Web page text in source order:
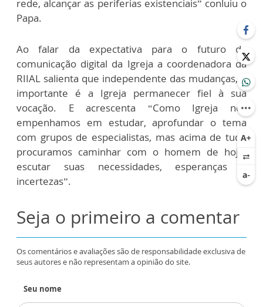
rede, alcançar as periferias existenciais” conluiu o
Papa.
Ao falar da expectativa para o futuro da
comunicação digital da Igreja a coordenadora da
RIIAL salienta que independente das mudanças, o
importante é a Igreja permanecer fiel à sua
vocação. E acrescenta “Como Igreja nos
empenhamos em estudar, aprofundar o tema
com grupos de especialistas, mas acima de tudo
procuramos caminhar com o homem de hoje,
escutar suas necessidades, esperanças e
incertezas”.
Seja o primeiro a comentar
Os comentários e avaliações são de responsabilidade exclusiva de
seus autores e não representam a opinião do site.
Seu nome